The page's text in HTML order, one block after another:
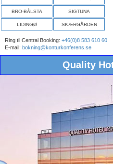
BRO-BÅLSTA SIGTUNA
LIDINGØ SKÆRGÅRDEN
Ring til Central Booking: +46(0)8 583 610 60
E-mail: bokning@konturkonferens.se
Quality